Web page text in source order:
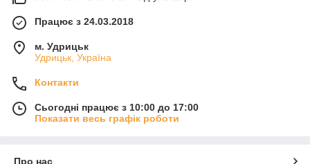
Працює з 24.03.2018
м. Удрицьк
Удрицьк, Україна
Контакти
Сьогодні працює з 10:00 до 17:00
Показати весь графік роботи
Про нас